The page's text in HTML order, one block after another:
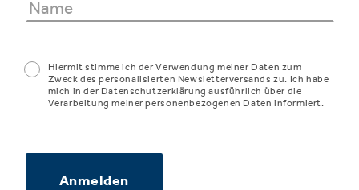
Hiermit stimme ich der Verwendung meiner Daten zum
Zweck des personalisierten Newsletterversands zu. Ich habe
mich in der Datenschutzerklärung ausführlich über die
Verarbeitung meiner personenbezogenen Daten informiert.
Anmelden